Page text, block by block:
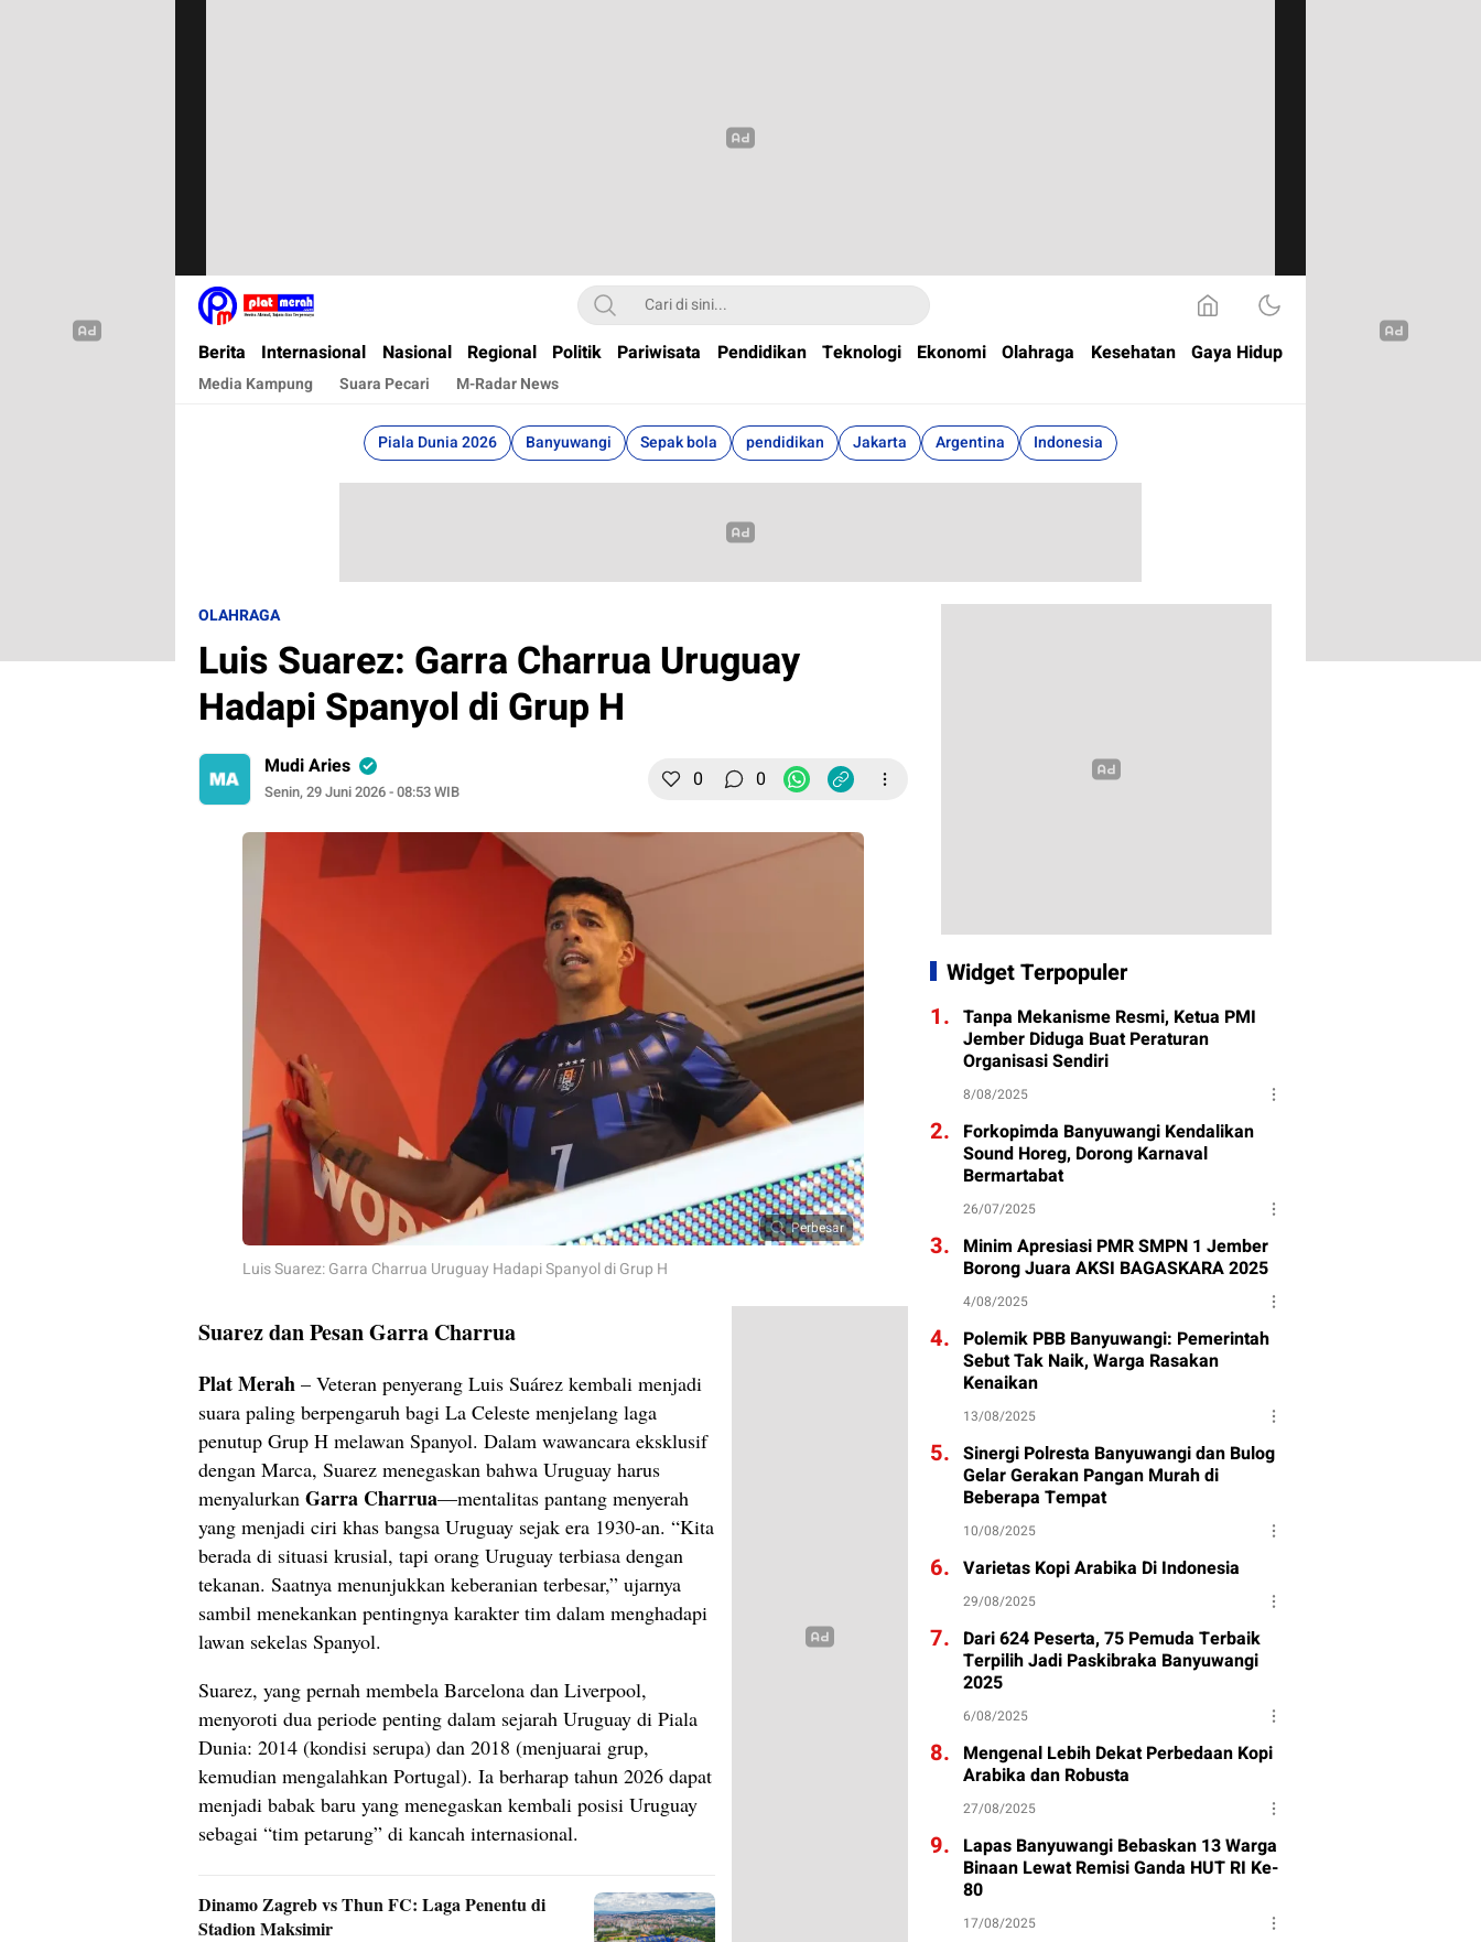
Plat Merah
Berita Terkini, Akurat, Terpercaya Dan Cepat
Berita Internasional Nasional Regional Politik Pariwisata Pendidikan Teknologi Ekonomi Olahraga Kesehatan Gaya Hidup
Media Kampung Suara Pecari M-Radar News
Piala Dunia 2026 Banyuwangi Sepak bola pendidikan Jakarta Argentina Indonesia
OLAHRAGA
Luis Suarez: Garra Charrua Uruguay
Hadapi Spanyol di Grup H
Mudi Aries
Senin, 29 Juni 2026 - 08:53 WIB 0 0
Perbesar
Luis Suarez: Garra Charrua Uruguay Hadapi Spanyol di Grup H
Suarez dan Pesan Garra Charrua
Plat Merah – Veteran penyerang Luis Suárez kembali menjadi
suara paling berpengaruh bagi La Celeste menjelang laga
penutup Grup H melawan Spanyol. Dalam wawancara eksklusif
dengan Marca, Suarez menegaskan bahwa Uruguay harus
menyalurkan Garra Charrua—mentalitas pantang menyerah
yang menjadi ciri khas bangsa Uruguay sejak era 1930-an. “Kita
berada di situasi krusial, tapi orang Uruguay terbiasa dengan
tekanan. Saatnya menunjukkan keberanian terbesar,” ujarnya
sambil menekankan pentingnya karakter tim dalam menghadapi
lawan sekelas Spanyol.
Suarez, yang pernah membela Barcelona dan Liverpool,
menyoroti dua periode penting dalam sejarah Uruguay di Piala
Dunia: 2014 (kondisi serupa) dan 2018 (menjuarai grup,
kemudian mengalahkan Portugal). Ia berharap tahun 2026 dapat
menjadi babak baru yang menegaskan kembali posisi Uruguay
sebagai “tim petarung” di kancah internasional.
Dinamo Zagreb vs Thun FC: Laga Penentu di
Stadion Maksimir
Widget Terpopuler
1. Tanpa Mekanisme Resmi, Ketua PMI
Jember Diduga Buat Peraturan
Organisasi Sendiri
8/08/2025
2. Forkopimda Banyuwangi Kendalikan
Sound Horeg, Dorong Karnaval
Bermartabat
26/07/2025
3. Minim Apresiasi PMR SMPN 1 Jember
Borong Juara AKSI BAGASKARA 2025
4/08/2025
4. Polemik PBB Banyuwangi: Pemerintah
Sebut Tak Naik, Warga Rasakan
Kenaikan
13/08/2025
5. Sinergi Polresta Banyuwangi dan Bulog
Gelar Gerakan Pangan Murah di
Beberapa Tempat
10/08/2025
6. Varietas Kopi Arabika Di Indonesia
29/08/2025
7. Dari 624 Peserta, 75 Pemuda Terbaik
Terpilih Jadi Paskibraka Banyuwangi
2025
6/08/2025
8. Mengenal Lebih Dekat Perbedaan Kopi
Arabika dan Robusta
27/08/2025
9. Lapas Banyuwangi Bebaskan 13 Warga
Binaan Lewat Remisi Ganda HUT RI Ke-
80
17/08/2025